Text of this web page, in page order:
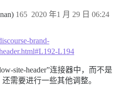
2020 年1 月 29 日 06:24
165
brand-
L194
site-header”连接器中，而不是
还需要进行一些其他调整。